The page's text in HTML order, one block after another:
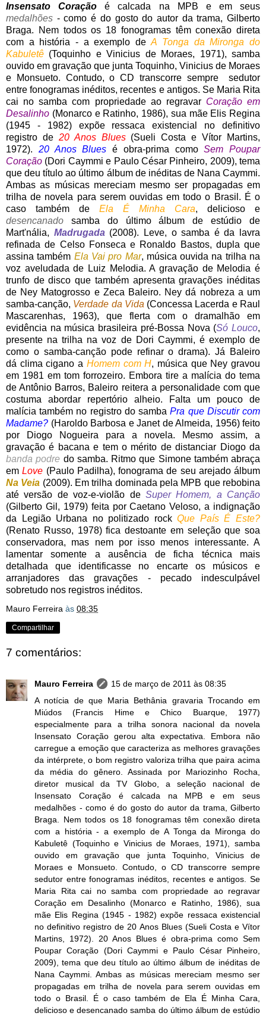
Insensato Coração é calcada na MPB e em seus
medalhões - como é do gosto do autor da trama, Gilberto
Braga. Nem todos os 18 fonogramas têm conexão direta
com a história - a exemplo deA Tonga da Mironga do
Kabuletê (Toquinho e Vinicius de Moraes, 1971), samba
ouvido em gravação que junta Toquinho, Vinicius de Moraes
e Monsueto. Contudo, o CD transcorre sempre sedutor
entre fonogramas inéditos, recentes e antigos. Se Maria Rita
cai no samba com propriedade ao regravar Coração em
Desalinho (Monarco e Ratinho, 1986), sua mãe Elis Regina
(1945 - 1982) expõe ressaca existencial no definitivo
registro de 20 Anos Blues(Sueli Costa e Vítor Martins,
1972). 20 Anos Blues é obra-prima comoSem Poupar
Coração (Dori Caymmi e Paulo César Pinheiro, 2009), tema
que deu título ao último álbum de inéditas de Nana Caymmi.
Ambas as músicas mereciam mesmo ser propagadas em
trilha de novela para serem ouvidas em todo o Brasil. É o
caso também de Ela É Minha Cara, delicioso e
desencanado samba do último álbum de estúdio de
Mart'nália, Madrugada (2008). Leve, o samba é da lavra
refinada de Celso Fonseca e Ronaldo Bastos, dupla que
assina também Ela Vai pro Mar, música ouvida na trilha na
voz aveludada de Luiz Melodia. A gravação de Melodia é
trunfo de disco que também apresenta gravações inéditas
de Ney Matogrosso e Zeca Baleiro. Ney dá nobreza a um
samba-canção, Verdade da Vida (Concessa Lacerda e Raul
Mascarenhas, 1963), que flerta com o dramalhão em
evidência na música brasileira pré-Bossa Nova (Só Louco,
presente na trilha na voz de Dori Caymmi, é exemplo de
como o samba-canção pode refinar o drama). Já Baleiro
dá clima cigano a Homem com H, música que Ney gravou
em 1981 em tom forrozeiro. Embora tire a malícia do tema
de Antônio Barros, Baleiro reitera a personalidade com que
costuma abordar repertório alheio. Falta um pouco de
malícia também no registro do sambaPra que Discutir com
Madame? (Haroldo Barbosa e Janet de Almeida, 1956) feito
por Diogo Nogueira para a novela. Mesmo assim, a
gravação é bacana e tem o mérito de distanciar Diogo da
banda podre do samba. Ritmo que Simone também abraça
emLove (Paulo Padilha), fonograma de seu arejado álbum
Na Veia (2009). Em trilha dominada pela MPB que rebobina
até versão de voz-e-violão de Super Homem, a Canção
(Gilberto Gil, 1979) feita por Caetano Veloso, a indignação
da Legião Urbana no politizado rockQue País É Este?
(Renato Russo, 1978) fica destoante em seleção que soa
conservadora, mas nem por isso menos interessante. A
lamentar somente a ausência de ficha técnica mais
detalhada que identificasse no encarte os músicos e
arranjadores das gravações - pecado indesculpável
sobretudo nos registros inéditos.
Mauro Ferreira às 08:35
Compartilhar
7 comentários:
Mauro Ferreira
15 de março de 2011 às 08:35
A notícia de que Maria Bethânia gravaria Trocando em
Miúdos (Francis Hime e Chico Buarque, 1977)
especialmente para a trilha sonora nacional da novela
Insensato Coração gerou alta expectativa. Embora não
carregue a emoção que caracteriza as melhores gravações
da intérprete, o bom registro valoriza trilha que paira acima
da média do gênero. Assinada por Mariozinho Rocha,
diretor musical da TV Globo, a seleção nacional de
Insensato Coração é calcada na MPB e em seus
medalhões - como é do gosto do autor da trama, Gilberto
Braga. Nem todos os 18 fonogramas têm conexão direta
com a história - a exemplo de A Tonga da Mironga do
Kabuletê (Toquinho e Vinicius de Moraes, 1971), samba
ouvido em gravação que junta Toquinho, Vinicius de
Moraes e Monsueto. Contudo, o CD transcorre sempre
sedutor entre fonogramas inéditos, recentes e antigos. Se
Maria Rita cai no samba com propriedade ao regravar
Coração em Desalinho (Monarco e Ratinho, 1986), sua
mãe Elis Regina (1945 - 1982) expõe ressaca existencial
no definitivo registro de 20 Anos Blues (Sueli Costa e Vítor
Martins, 1972). 20 Anos Blues é obra-prima como Sem
Poupar Coração (Dori Caymmi e Paulo César Pinheiro,
2009), tema que deu título ao último álbum de inéditas de
Nana Caymmi. Ambas as músicas mereciam mesmo ser
propagadas em trilha de novela para serem ouvidas em
todo o Brasil. É o caso também de Ela É Minha Cara,
delicioso e desencanado samba do último álbum de estúdio